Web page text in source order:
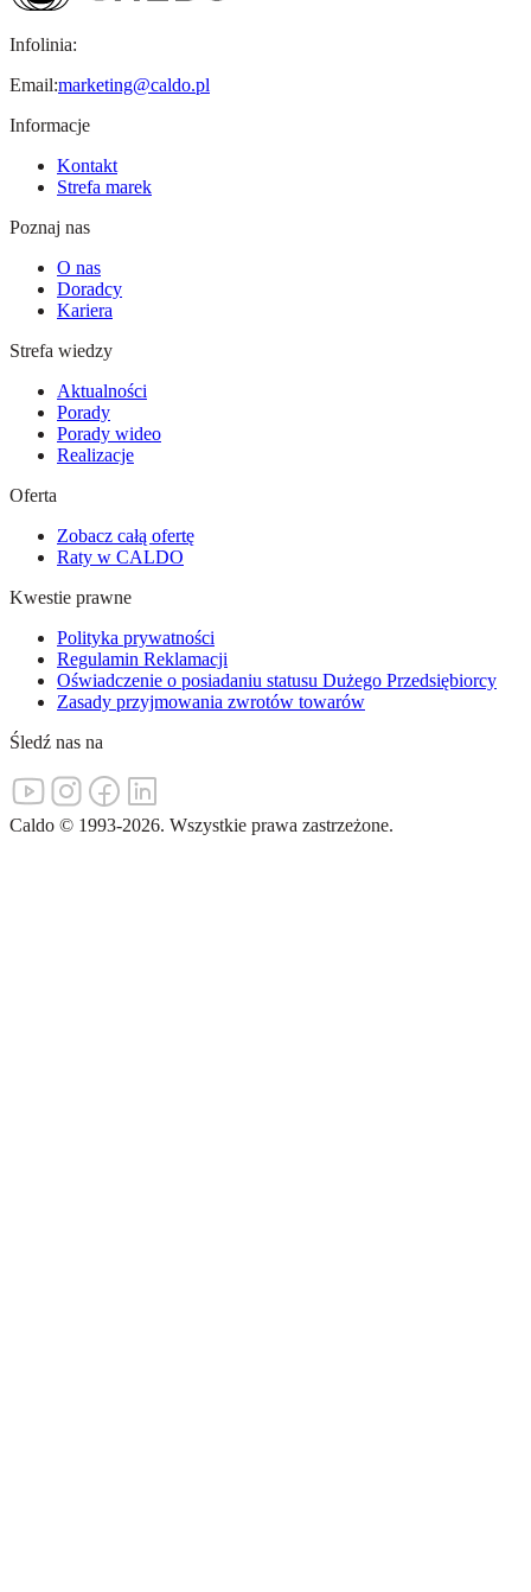
Infolinia:
Email:marketing@caldo.pl
Informacje
Kontakt
Strefa marek
Poznaj nas
O nas
Doradcy
Kariera
Strefa wiedzy
Aktualności
Porady
Porady wideo
Realizacje
Oferta
Zobacz całą ofertę
Raty w CALDO
Kwestie prawne
Polityka prywatności
Regulamin Reklamacji
Oświadczenie o posiadaniu statusu Dużego Przedsiębiorcy
Zasady przyjmowania zwrotów towarów
Śledź nas na
Caldo © 1993-2026. Wszystkie prawa zastrzeżone.